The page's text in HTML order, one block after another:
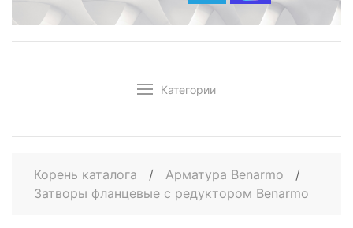
Категории
Корень каталога / Арматура Benarmo
/
Затворы фланцевые с редуктором Benarmo